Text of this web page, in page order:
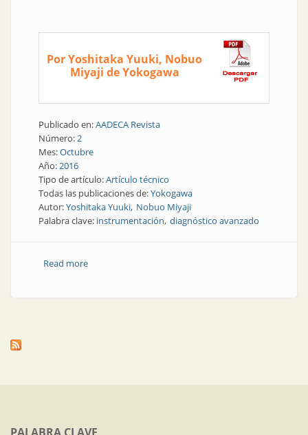
Por Yoshitaka Yuuki, Nobuo
Miyaji de Yokogawa
Publicado en:AADECA Revista
Número:2
Mes:Octubre
Año:2016
Tipo de artículo:Artículo técnico
Todas las publicaciones de:Yokogawa
Autor:Yoshitaka Yuuki Nobuo Miyaji
Palabra clave: instrumentación diagnóstico avanzado
Read moreabout Artículo técnico | Diagnóstico de campo